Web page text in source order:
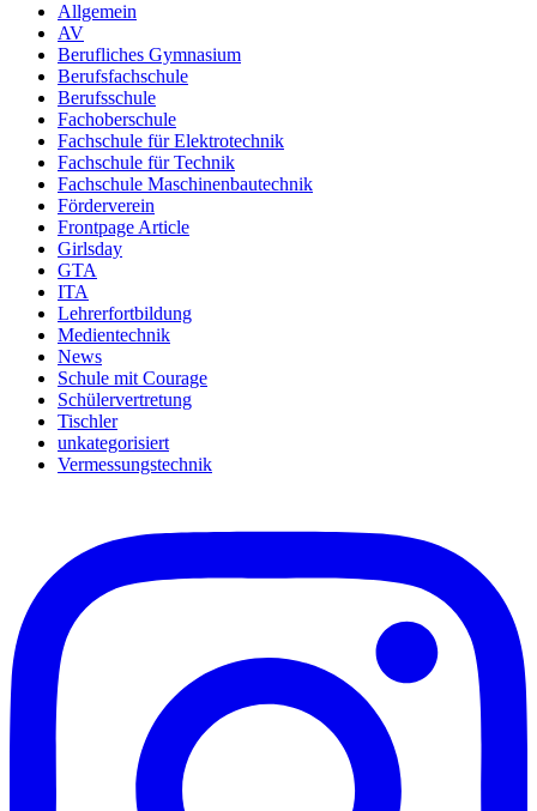
Allgemein
AV
Berufliches Gymnasium
Berufsfachschule
Berufsschule
Fachoberschule
Fachschule für Elektrotechnik
Fachschule für Technik
Fachschule Maschinenbautechnik
Förderverein
Frontpage Article
Girlsday
GTA
ITA
Lehrerfortbildung
Medientechnik
News
Schule mit Courage
Schülervertretung
Tischler
unkategorisiert
Vermessungstechnik